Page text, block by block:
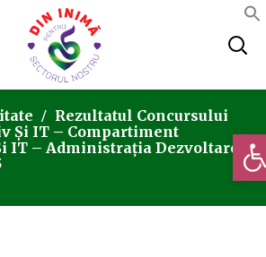
Rezultatul Concursului
Și IT – Compartiment
IT – Administrația Dezvoltare